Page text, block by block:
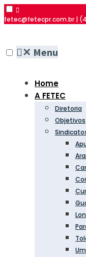
fetec@fetecpr.com.br |
✕ Menu
Home
A FETEC
Diretoria
Objetivos